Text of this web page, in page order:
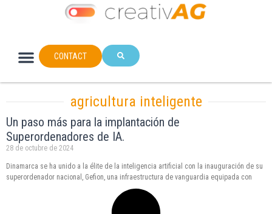
CONTACT
agricultura inteligente
Un paso más para la implantación de
Superordenadores de IA.
28 de octubre de 2024
Dinamarca se ha unido a la élite de la inteligencia artificial con la inauguración de su
superordenador nacional, Gefion, una infraestructura de vanguardia equipada con